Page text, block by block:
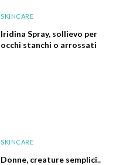
SKINCARE
Iridina Spray, sollievo per
occhi stanchi o arrossati
SKINCARE
Donne, creature semplici..